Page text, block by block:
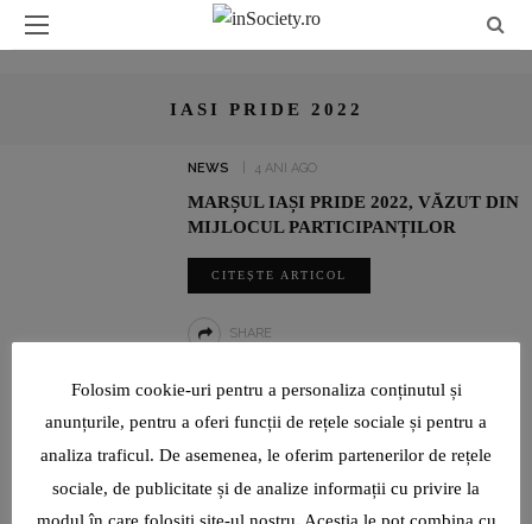
IASI PRIDE 2022
NEWS 4 ANI AGO
MARȘUL IAȘI PRIDE 2022, VĂZUT DIN
MIJLOCUL PARTICIPANȚILOR
CITEȘTE ARTICOL
SHARE
„SUNT O TIMIDĂ PE CARE VIAȚA ȘI PROFESIA AU ÎNVĂȚAT-O ȘI
AU FORȚAT-O SĂ DEVINĂ CURAJOASĂ!”
Folosim cookie-uri pentru a personaliza conținutul și
anunțurile, pentru a oferi funcții de rețele sociale și pentru a
analiza traficul. De asemenea, le oferim partenerilor de rețele
sociale, de publicitate și de analize informații cu privire la